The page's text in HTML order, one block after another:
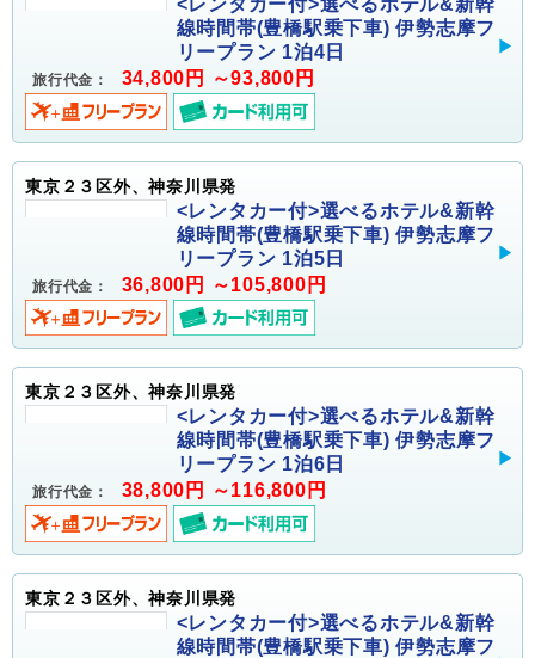
<レンタカー付>選べるホテル&新幹
線時間帯(豊橋駅乗下車) 伊勢志摩フ
リープラン 1泊4日
旅行代金： 34,800円 ～93,800円
東京２３区外、神奈川県発
<レンタカー付>選べるホテル&新幹
線時間帯(豊橋駅乗下車) 伊勢志摩フ
リープラン 1泊5日
旅行代金： 36,800円 ～105,800円
東京２３区外、神奈川県発
<レンタカー付>選べるホテル&新幹
線時間帯(豊橋駅乗下車) 伊勢志摩フ
リープラン 1泊6日
旅行代金： 38,800円 ～116,800円
東京２３区外、神奈川県発
<レンタカー付>選べるホテル&新幹
線時間帯(豊橋駅乗下車) 伊勢志摩フ